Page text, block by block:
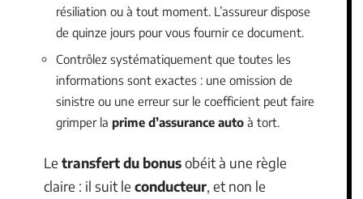
résiliation ou à tout moment. L’assureur dispose
de quinze jours pour vous fournir ce document.
Contrôlez systématiquement que toutes les
informations sont exactes : une omission de
sinistre ou une erreur sur le coefficient peut faire
grimper la prime d’assurance auto à tort.
Le transfert du bonusobéit à une règle
claire : il suit le conducteur, et non le